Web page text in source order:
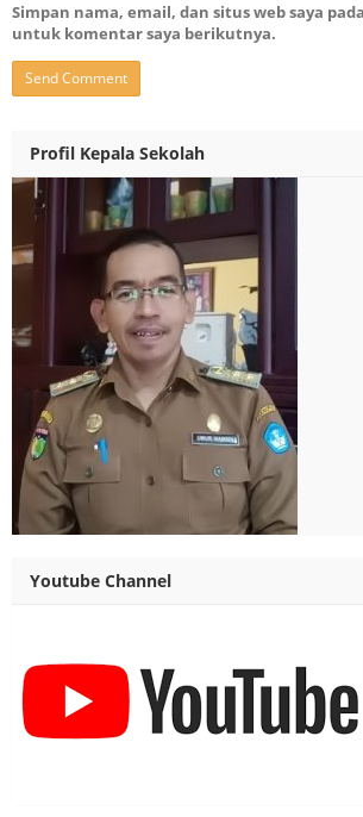
Simpan nama, email, dan situs web saya
untuk komentar saya berikutnya.
Profil Kepala Sekolah
Youtube Channel